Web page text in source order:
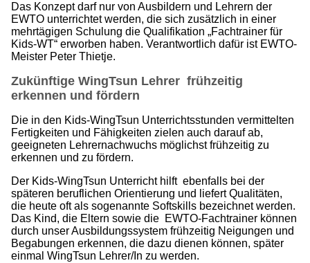
Das Konzept darf nur von Ausbildern und Lehrern der
EWTO unterrichtet werden, die sich zusätzlich in einer
mehrtägigen Schulung die Qualifikation „Fachtrainer für
Kids-WT“ erworben haben. Verantwortlich dafür ist EWTO-
Meister Peter Thietje.
Zukünftige WingTsun Lehrer frühzeitig
erkennen und fördern
Die in den Kids-WingTsun Unterrichtsstunden vermittelten
Fertigkeiten und Fähigkeiten zielen auch darauf ab,
geeigneten Lehrernachwuchs möglichst frühzeitig zu
erkennen und zu fördern.
Der Kids-WingTsun Unterricht hilft ebenfalls bei der
späteren beruflichen Orientierung und liefert Qualitäten,
die heute oft als sogenannte Softskills bezeichnet werden.
Das Kind, die Eltern sowie die EWTO-Fachtrainer können
durch unser Ausbildungssystem frühzeitig Neigungen und
Begabungen erkennen, die dazu dienen können, später
einmal WingTsun Lehrer/In zu werden.